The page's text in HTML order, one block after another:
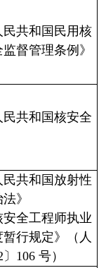
民共和国民用核
督管理条例》
民共和国核安全
民共和国放射性
》
安全工程师执业
行规定》（人
106 号）